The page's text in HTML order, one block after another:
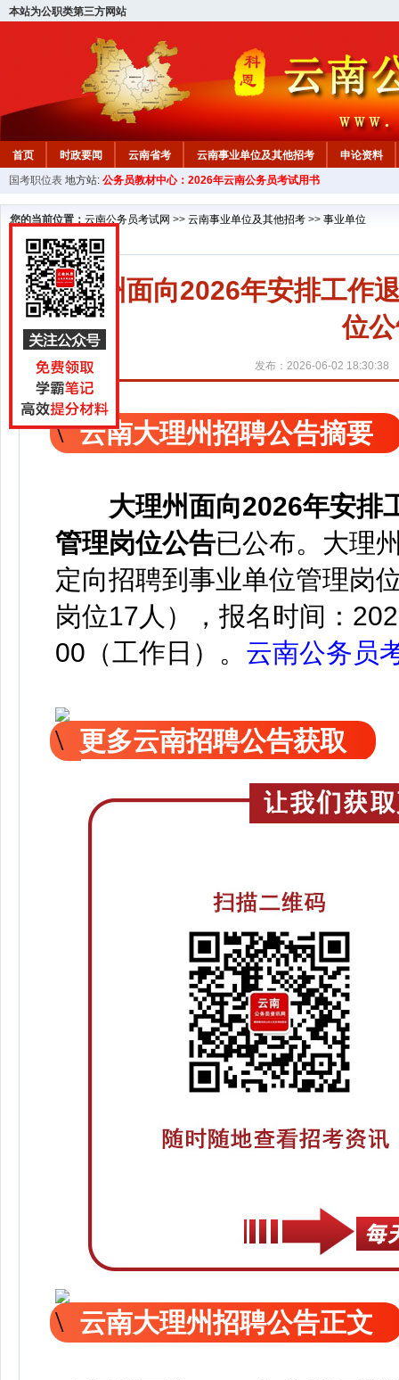
本站为公职类第三方网站
首页 时政要闻 云南省考 云南事业单位及其他招考
申论资料
国考职位表 地方站: 公务员教材中心：2026年云南公务员考试用书
您的当前位置： 云南公务员考试网 >> 云南事业单位及其他招考 >> 事业单位
大理州面向2026年安排工作
位
发布：2026-06-02 18:30:38
云南大理州招聘公告摘要
大理州面向2026年安排
管理岗位公告已公布。 大理
定向招聘到事业单位管理岗
岗位17人），报名时间：
00（工作日）。 云南公务员
更多云南招聘公告获取
云南大理州招聘公告正文